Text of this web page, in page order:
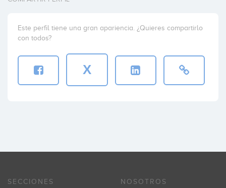
Este perfil tiene una gran apariencia. ¿Quieres compartirlo
con todos?
X
SECCIONES NOSOTROS